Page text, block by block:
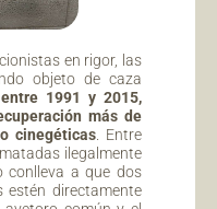
en rigor, las
objeto de caza
1991 y 2015,
más de
cinegéticas. Entre
ilegalmente
conlleva a que dos
estén directamente